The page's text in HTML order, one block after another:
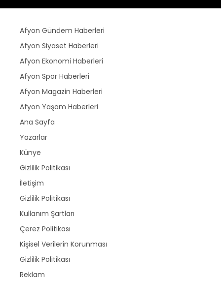
Afyon Gündem Haberleri
Afyon Siyaset Haberleri
Afyon Ekonomi Haberleri
Afyon Spor Haberleri
Afyon Magazin Haberleri
Afyon Yaşam Haberleri
Ana Sayfa
Yazarlar
Künye
Gizlilik Politikası
İletişim
Gizlilik Politikası
Kullanım Şartları
Çerez Politikası
Kişisel Verilerin Korunması
Gizlilik Politikası
Reklam